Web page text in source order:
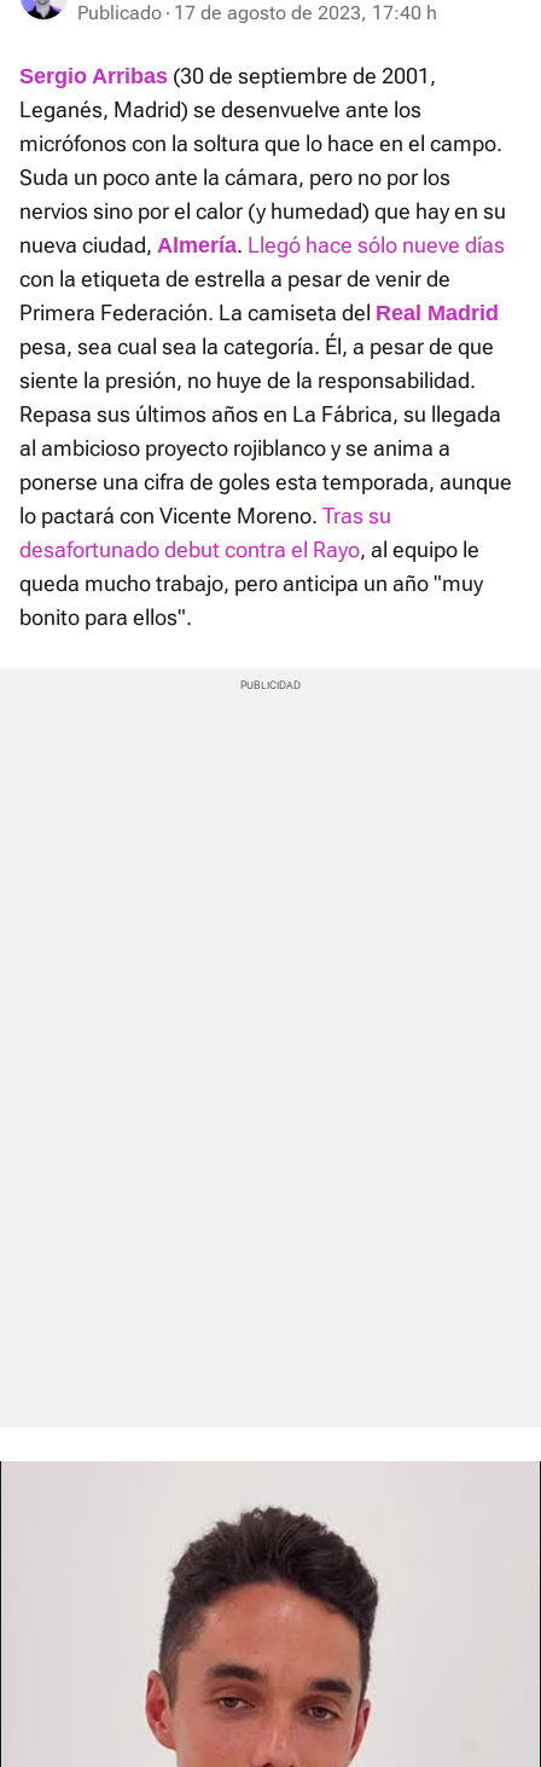
Publicado 17 de agosto de 2023, 17:40 h
Sergio Arribas (30 de septiembre de 2001,
Leganés, Madrid) se desenvuelve ante los
micrófonos con la soltura que lo hace en el campo.
Suda un poco ante la cámara, pero no por los
nervios sino por el calor (y humedad) que hay en su
nueva ciudad, Almería. Llegó hace sólo nueve días
con la etiqueta de estrella a pesar de venir de
Primera Federación. La camiseta del Real Madrid
pesa, sea cual sea la categoría. Él, a pesar de que
siente la presión, no huye de la responsabilidad.
Repasa sus últimos años en La Fábrica, su llegada
al ambicioso proyecto rojiblanco y se anima a
ponerse una cifra de goles esta temporada, aunque
lo pactará con Vicente Moreno. Tras su
desafortunado debut contra el Rayo, al equipo le
queda mucho trabajo, pero anticipa un año "muy
bonito para ellos".